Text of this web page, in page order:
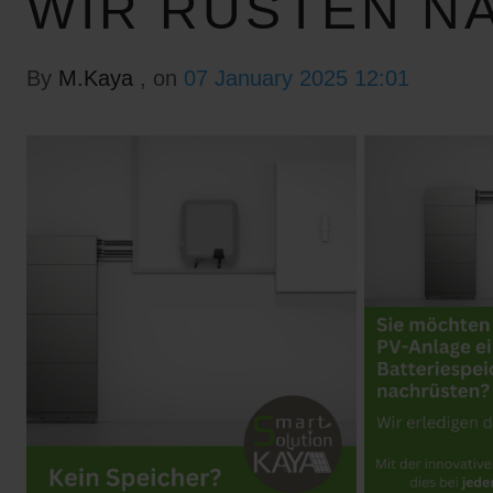
By M.Kaya , on 07 January 2025 12:01